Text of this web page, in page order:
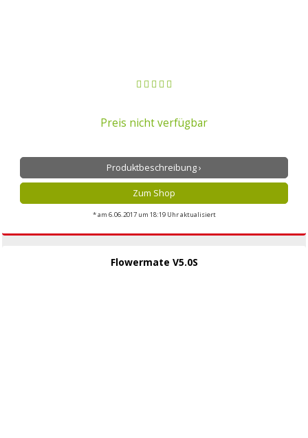
Preis nicht verfügbar
Produktbeschreibung ›
Zum Shop
* am 6.06.2017 um 18:19 Uhr aktualisiert
Flowermate V5.0S